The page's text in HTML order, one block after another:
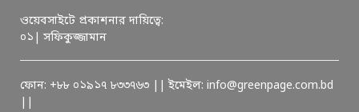
ওয়েবসাইটে প্রকাশনার দায়িত্বে:
০১| সফিকুজ্জামান
ফোন: +৮৮ ০১৯১৭ ৮৩৩৭৬৩ || ইমেইল: info@greenpage.com.bd